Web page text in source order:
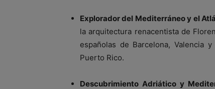
Explorador del Mediterráneo y el
la arquitectura renacentista de
españolas de Barcelona, Valencia
Puerto Rico.
Descubrimiento Adriático y